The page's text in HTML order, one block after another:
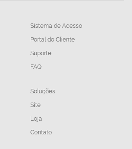
Sistema de Acesso
Portal do Cliente
Suporte
FAQ
Soluções
Site
Loja
Contato